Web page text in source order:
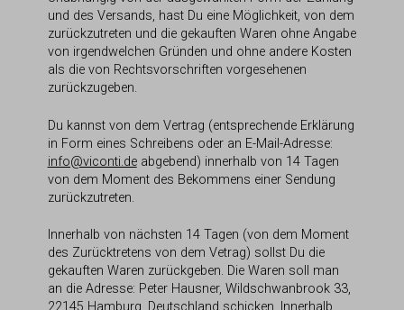
und des Versands, hast Du eine Möglichkeit, von dem
zurückzutreten und die gekauften Waren ohne Angabe
von irgendwelchen Gründen und ohne andere Kosten
als die von Rechtsvorschriften vorgesehenen
zurückzugeben.
Du kannst von dem Vertrag (entsprechende Erklärung
in Form eines Schreibens oder an E-Mail-Adresse:
info@viconti.deabgebend) innerhalb von 14 Tagen
von dem Moment des Bekommens einer Sendung
zurückzutreten.
Innerhalb von nächsten 14 Tagen (von dem Moment
des Zurücktretens von dem Vetrag) sollst Du die
gekauften Waren zurückgeben. Die Waren soll man
an die Adresse: Peter Hausner, Wildschwanbrook 33,